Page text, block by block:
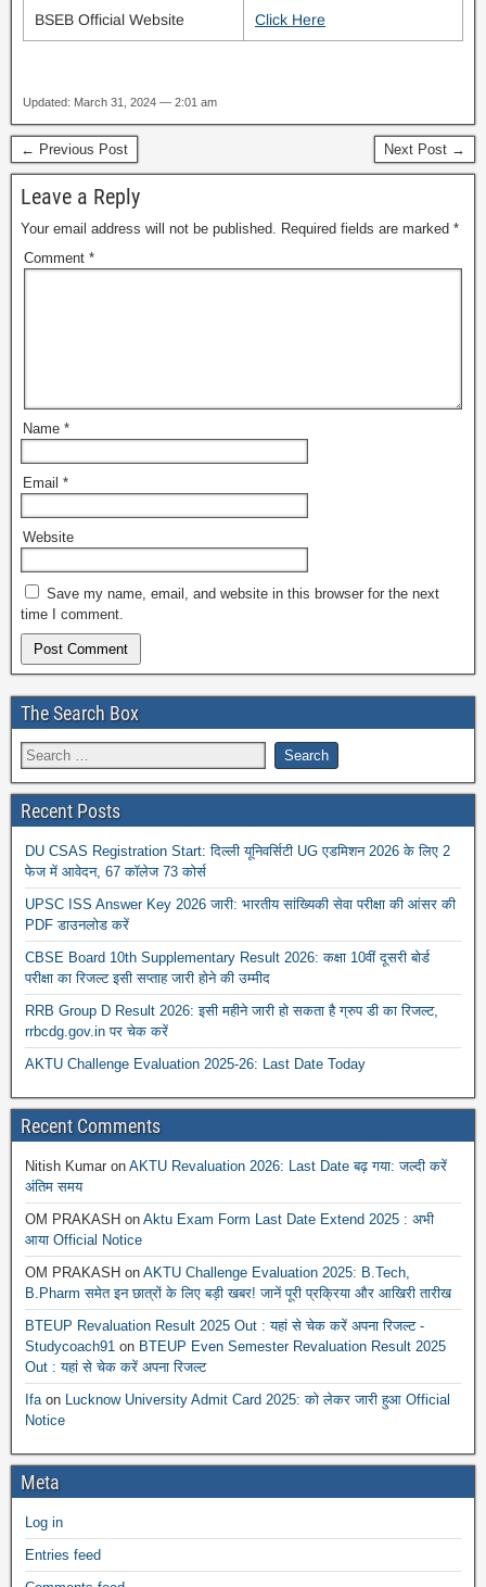
BSEB Official Website Click Here
Updated: March 31, 2024 — 2:01 am
← Previous Post Next Post →
Leave a Reply
Your email address will not be published. Required fields are marked *
Comment *
Name *
Email *
Website
Save my name, email, and website in this browser for the next
time I comment.
The Search Box
Recent Posts
DU CSAS Registration Start: दिल्ली यूनिवर्सिटी UG एडमिशन 2026 के लिए 2
फेज में आवेदन, 67 कॉलेज 73 कोर्स
UPSC ISS Answer Key 2026 जारी: भारतीय सांख्यिकी सेवा परीक्षा की आंसर की
PDF डाउनलोड करें
CBSE Board 10th Supplementary Result 2026: कक्षा 10वीं दूसरी बोर्ड
परीक्षा का रिजल्ट इसी सप्ताह जारी होने की उम्मीद
RRB Group D Result 2026: इसी महीने जारी हो सकता है ग्रुप डी का रिजल्ट,
rrbcdg.gov.in पर चेक करें
AKTU Challenge Evaluation 2025-26: Last Date Today
Recent Comments
Nitish Kumar on AKTU Revaluation 2026: Last Date बढ़ गया: जल्दी करें
अंतिम समय
OM PRAKASH on Aktu Exam Form Last Date Extend 2025 : अभी
आया Official Notice
OM PRAKASH on AKTU Challenge Evaluation 2025: B.Tech,
B.Pharm समेत इन छात्रों के लिए बड़ी खबर! जानें पूरी प्रक्रिया और आखिरी तारीख
BTEUP Revaluation Result 2025 Out : यहां से चेक करें अपना रिजल्ट -
Studycoach91 on BTEUP Even Semester Revaluation Result 2025
Out : यहां से चेक करें अपना रिजल्ट
Ifaon Lucknow University Admit Card 2025: को लेकर जारी हुआ Official
Notice
Meta
Log in
Entries feed